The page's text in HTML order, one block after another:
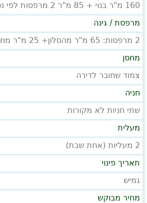
160 מ"ר בנוי + 85 מ"ר 2 מרפסות לפי נסח טאבו
מרפסת / גינה
2 מרפסות: 65 מ"ר מהסלון+ 25 מ"ר מחדר המשפחה
מחסן
צמוד שחובר לדירה
חניה
שתי חניות לא מקורות
מעלית
2 מעליות (אחת שבת)
תאריך פינוי
גמיש
מחיר מבוקש